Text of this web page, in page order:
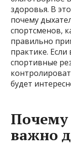
здоровья. В
почему
спортсменов,
правильно
практике.
спортивные
будет
Почему
важно